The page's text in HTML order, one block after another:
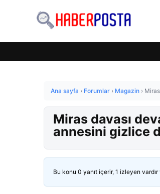
Ana sayfa › Forumlar › Magazin ›
Miras davası
annesini gizlice
Bu konu 0 yanıt içerir, 1 izleyen vardır